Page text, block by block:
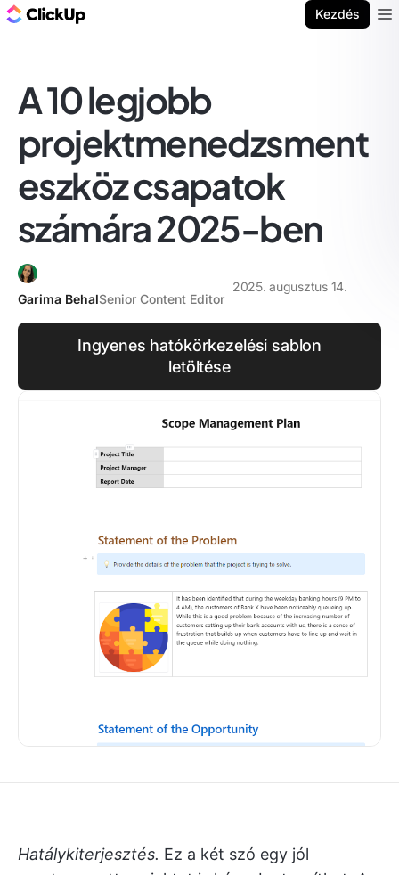
Kezdés
A 10 legjobb
projektmenedzsment
eszköz csapatok
számára 2025-ben
Garima BehalSenior Content Editor
2025. augusztus 14.
Ingyenes hatókörkezelési sablon
letöltése
Hatálykiterjesztés. Ez a két szó egy jól